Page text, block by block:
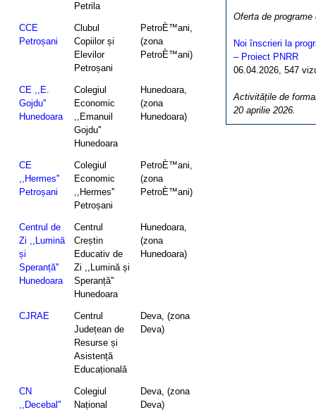
Oferta de programe
Noi înscrieri la
– Proiect PNRR
06.04.2026, 547
Activitățile de
20 aprilie 2026.
Petrila
CCE
Petroșani
Clubul
Copiilor și
Elevilor
Petroșani
PetroÈ™ani,
(zona
PetroÈ™ani)
CE ,,E.
Gojdu''
Hunedoara
Colegiul
Economic
,,Emanuil
Gojdu''
Hunedoara
Hunedoara,
(zona
Hunedoara)
CE
,,Hermes''
Petroșani
Colegiul
Economic
,,Hermes''
Petroșani
PetroÈ™ani,
(zona
PetroÈ™ani)
Centrul de
Zi ,,Lumină
și
Speranță''
Hunedoara
Centrul
Creștin
Educativ de
Zi ,,Lumină și
Speranță''
Hunedoara
Hunedoara,
(zona
Hunedoara)
CJRAE
Centrul
Județean de
Resurse și
Asistență
Educațională
Deva, (zona
Deva)
CN
,,Decebal''
Colegiul
Național
Deva, (zona
Deva)